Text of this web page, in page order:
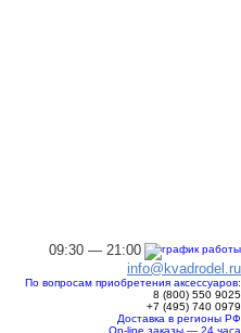
09:30 — 21:00
info@kvadrodel.ru
По вопросам приобретения аксессуаров:
8 (800) 550 9025
+7 (495) 740 0979
Доставка в регионы РФ